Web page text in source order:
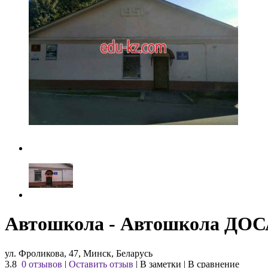
Автошкола - Автошкола
ул. Фроликова, 47, Минск, Беларусь
3.8 0 отзывов | Оставить отзыв | В заметки | В сравнение